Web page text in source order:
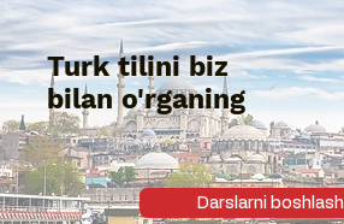
Turk tilini biz
bilan o'rganing
Darslarni boshlash